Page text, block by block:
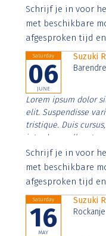
Aenean faucibus
imperdiet. Nunc ut
Schrijf je in voor
met beschikbare
afgesproken tijd
Saturday
06
JUNE
Suzuki
Lorem ipsum dolor
elit. Suspendisse
tristique. Duis
interdum nulla, ut
Aenean faucibus
imperdiet. Nunc ut
Schrijf je in voor
met beschikbare
afgesproken tijd
Saturday
16
MAY
Suzuki